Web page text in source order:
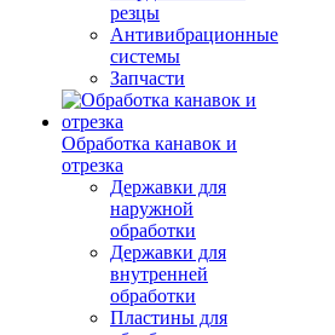
резцы
Антивибрационные
системы
Запчасти
Обработка канавок и
отрезка
Державки для
наружной
обработки
Державки для
внутренней
обработки
Пластины для